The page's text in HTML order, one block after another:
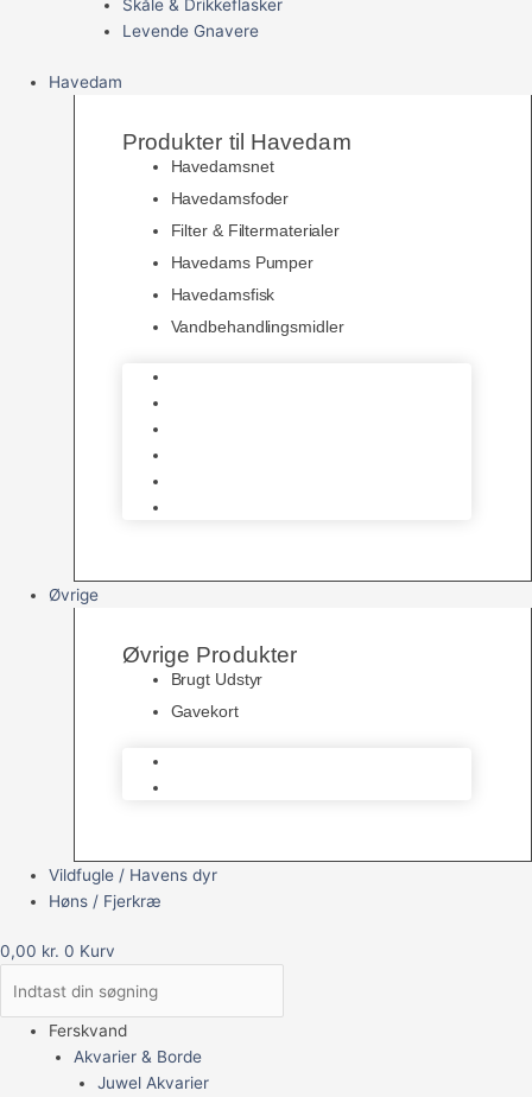
Skåle & Drikkeflasker
Levende Gnavere
Havedam
Produkter til Havedam
Havedamsnet
Havedamsfoder
Filter & Filtermaterialer
Havedams Pumper
Havedamsfisk
Vandbehandlingsmidler
Øvrige
Øvrige Produkter
Brugt Udstyr
Gavekort
Vildfugle / Havens dyr
Høns / Fjerkræ
0,00 kr. 0 Kurv
Ferskvand
Akvarier & Borde
Juwel Akvarier